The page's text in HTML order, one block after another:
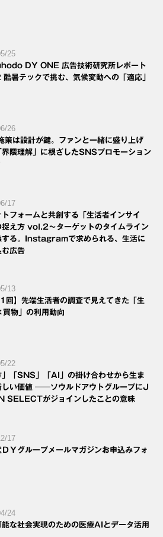
25
DY ONE 広告技術研究所レポート
暑テックで挑む、気候変動への「適応」
26
策は設計が鍵。ファンと一緒に盛り上げ
界隈理解」に根ざしたSNSプロモーション
17
トフォームと共創する「生活者インサイ
捉え方 vol.2～ターゲットのタイムライン
する。Instagramで求められる、生活に
む広告
13
回】先端生活者の調査で見えてきた「生
物」の利用動向
22
」「SNS」「AI」の掛け合わせから生ま
しい価値 ──ソウルドアウトグループにJ
SELECTがジョインしたことの意味
17
ＤＹグループメールマガジンお申込みフォ
24
能な社会実現のための医療AIとデータ活用